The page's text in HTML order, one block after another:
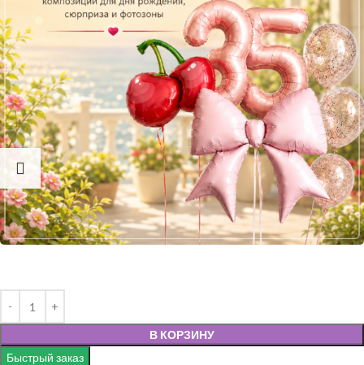
В КОРЗИНУ
Быстрый заказ